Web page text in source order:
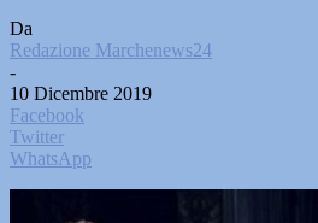
Da
Redazione Marchenews24
-
10 Dicembre 2019
Facebook
Twitter
WhatsApp